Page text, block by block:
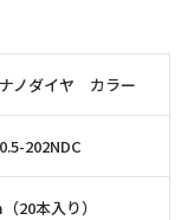
ノダイヤ カラー
202NDC
20本入り）